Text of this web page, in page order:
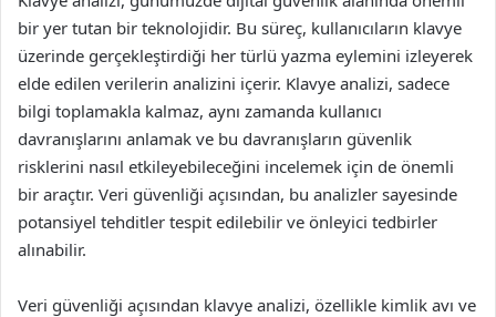
bir yer tutan bir teknolojidir. Bu süreç, kullanıcıların klavye
üzerinde gerçekleştirdiği her türlü yazma eylemini izleyerek
elde edilen verilerin analizini içerir. Klavye analizi, sadece
bilgi toplamakla kalmaz, aynı zamanda kullanıcı
davranışlarını anlamak ve bu davranışların güvenlik
risklerini nasıl etkileyebileceğini incelemek için de önemli
bir araçtır. Veri güvenliği açısından, bu analizler sayesinde
potansiyel tehditler tespit edilebilir ve önleyici tedbirler
alınabilir.
Veri güvenliği açısından klavye analizi, özellikle kimlik avı ve